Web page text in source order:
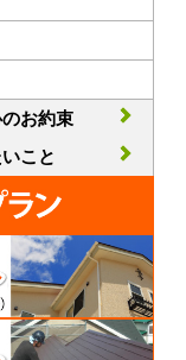
お約束
こと